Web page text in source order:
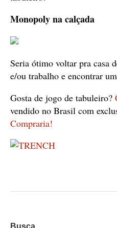
Monopoly na calçada
Seria ótimo voltar pra casa
e/ou trabalho e encontrar
Gosta de jogo de tabuleiro?
vendido no Brasil com
Compraria!
Busca